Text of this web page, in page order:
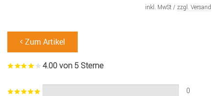
inkl. MwSt / zzgl. Versand
Zum Artikel
4.00 von 5 Sterne
0